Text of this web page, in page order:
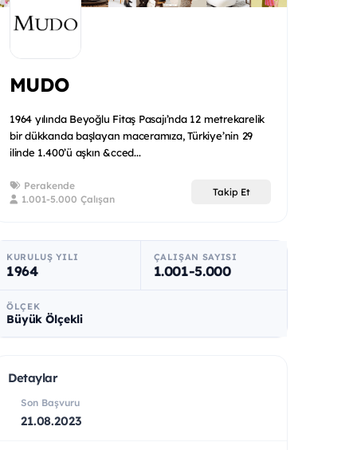
MUDO
1964 yılında Beyoğlu Fitaş Pasajı’nda 12 metrekarelik
bir dükkanda başlayan maceramıza, Türkiye’nin 29
ilinde 1.400’ü aşkın &cced...
Perakende
1.001-5.000 Çalışan
Takip Et
KURULUŞ YILI
1964
ÇALIŞAN SAYISI
1.001-5.000
ÖLÇEK
Büyük Ölçekli
Detaylar
Son Başvuru
21.08.2023